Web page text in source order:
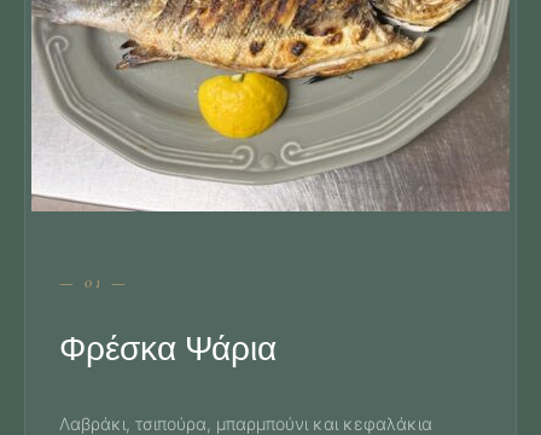
— 01 —
Φρέσκα Ψάρια
Λαβράκι, τσιπούρα, μπαρμπούνι και κεφαλάκια